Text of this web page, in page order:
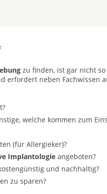
zu finden, ist gar nicht
neben Fachwissen
welche kommen zum
(für Allergieker)?
Implantologie angeboten?
und nachhaltig?
zu sparen?